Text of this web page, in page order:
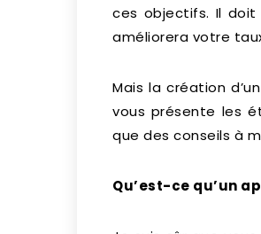
ces objectifs. Il
améliorera votre
Mais la création
vous présente les
que des conseils à
Qu’est-ce qu’un